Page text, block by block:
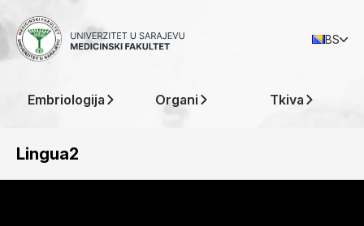
BS
Embriologija Organi Tkiva
Lingua2